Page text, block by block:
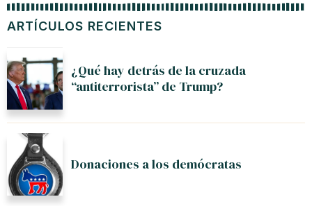
ARTÍCULOS RECIENTES
¿Qué hay detrás de la cruzada
“antiterrorista” de Trump?
Donaciones a los demócratas